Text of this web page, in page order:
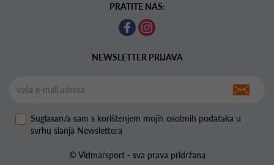
PRATITE NAS:
NEWSLETTER PRIJAVA
Suglasan/a sam s korištenjem mojih osobnih podataka u
svrhu slanja Newslettera
© Vidmarsport - sva prava pridržana